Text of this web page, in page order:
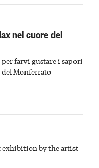
nel cuore del
farvi gustare i sapori
del Monferrato
exhibition by the artist